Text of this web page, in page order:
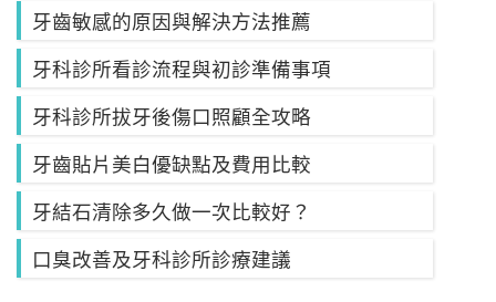
牙齒敏感的原因與解決方法推薦
牙科診所看診流程與初診準備事項
牙科診所拔牙後傷口照顧全攻略
牙齒貼片美白優缺點及費用比較
牙結石清除多久做一次比較好？
口臭改善及牙科診所診療建議